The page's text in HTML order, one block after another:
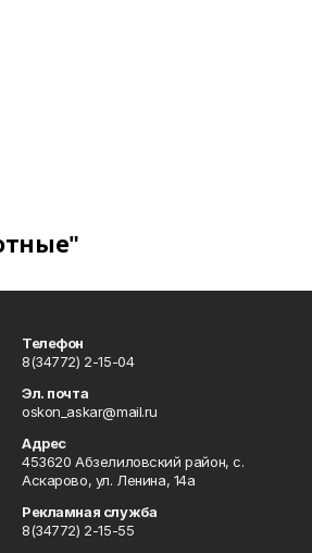
Телефон
8(34772) 2-15-04
Эл. почта
oskon_askar@mail.ru
Адрес
453620 Абзелиловский район, с.
Аскарово, ул. Ленина, 14а
Рекламная служба
8(34772) 2-15-55